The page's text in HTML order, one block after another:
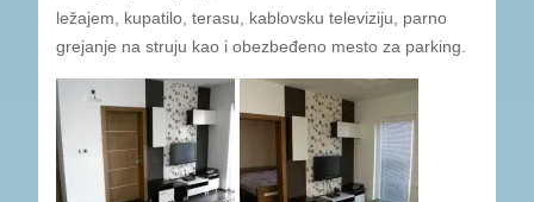
ležajem, kupatilo, terasu, kablovsku televiziju, parno
grejanje na struju kao i obezbeđeno mesto za parking.